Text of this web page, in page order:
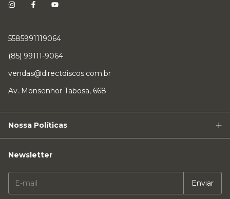
5585991119064
(85) 99111-9064
vendas@directdiscos.com.br
Av. Monsenhor Tabosa, 668
Nossa Políticas
Newsletter